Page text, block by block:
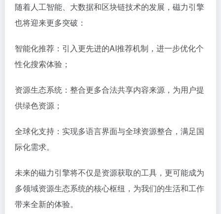
随着人工智能、大数据和区块链技术的发展，磁力引擎
也将迎来更多突破：
智能化推荐：引入更先进的AI推荐机制，进一步优化个
性化搜索体验；
资源生态系统：整合更多合法共享内容来源，为用户提
供绿色资源；
全球化支持：实现多语言界面与全球资源整合，满足国
际化需求。
未来的磁力引擎将不仅是资源获取的工具，更可能成为
多领域资源生态系统的核心枢纽，为我们的生活和工作
带来全新的体验。